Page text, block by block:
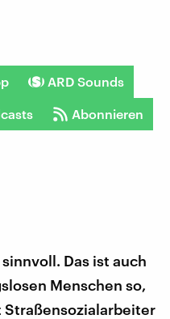
ARD Sounds
Abonnieren
Das ist auch
Menschen so,
Straßensozialarbeiter